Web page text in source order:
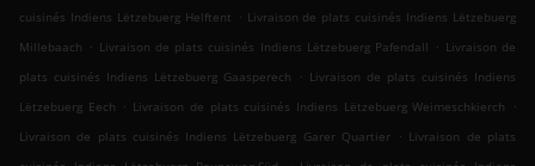
cuisinés Indiens Lëtzebuerg Helftent . Livraison de plats cuisinés Indiens Lëtzebuerg
Millebaach . Livraison de plats cuisinés Indiens Lëtzebuerg Pafendall . Livraison de
plats cuisinés Indiens Lëtzebuerg Gaasperech
. Livraison de plats cuisinés Indiens
Lëtzebuerg Eech . Livraison de plats cuisinés Indiens Lëtzebuerg Weimeschkierch
.
Livraison de plats cuisinés Indiens Lëtzebuerg Garer Quartier . Livraison de plats